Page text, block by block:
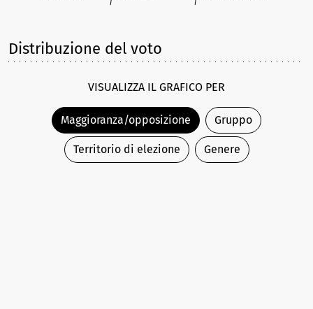
Distribuzione del voto
VISUALIZZA IL GRAFICO PER
Maggioranza/opposizione Gruppo
Territorio di elezione Genere